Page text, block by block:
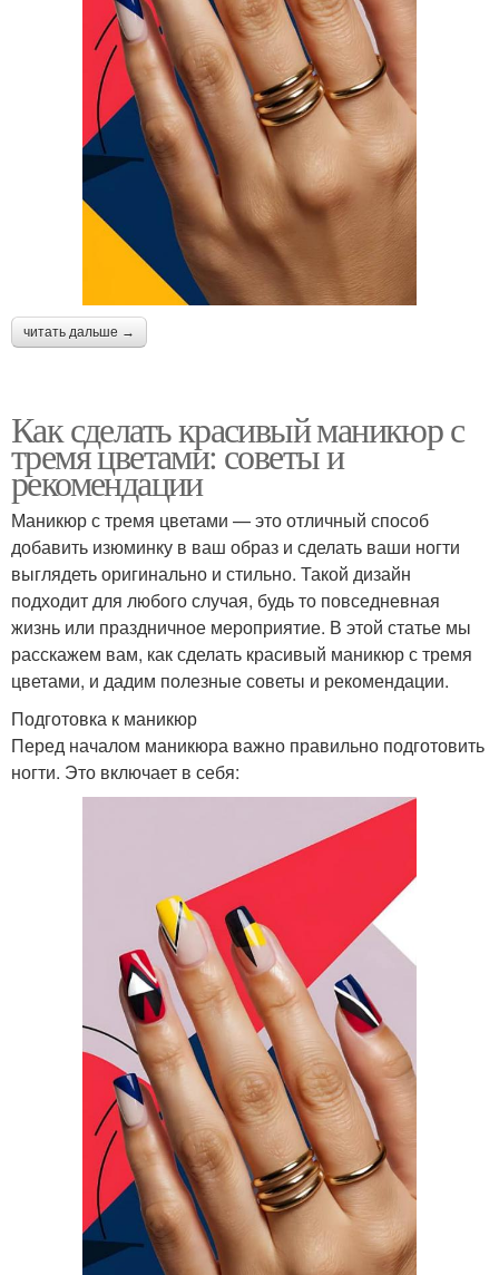
читать дальше →
Как сделать красивый маникюр с
тремя цветами: советы и
рекомендации
Маникюр с тремя цветами — это отличный способ
добавить изюминку в ваш образ и сделать ваши ногти
выглядеть оригинально и стильно. Такой дизайн
подходит для любого случая, будь то повседневная
жизнь или праздничное мероприятие. В этой статье мы
расскажем вам, как сделать красивый маникюр с тремя
цветами, и дадим полезные советы и рекомендации.
Подготовка к маникюр
Перед началом маникюра важно правильно подготовить
ногти. Это включает в себя: